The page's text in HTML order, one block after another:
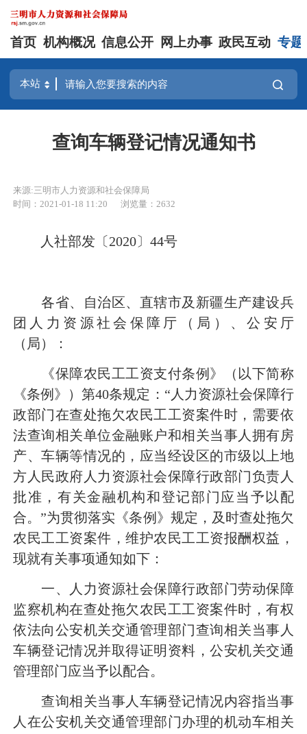
首页 机构概况 信息公开 网上办事 政民互动 专题
查询车辆登记情况通知书
来源:三明市人力资源和社会保障局
时间：2021-01-18 11:20
浏览量：2632
人社部发〔 2020〕44号
各省、自治区、直辖市及新疆生产建设兵
团人力资源社会保障厅（局）、公安厅
（局）：
《保障农民工工资支付条例》（以下简称
《条例》）第40条规定：“人力资源社会保障行
政部门在查处拖欠农民工工资案件时，需要依
法查询相关单位金融账户和相关当事人拥有房
产、车辆等情况的，应当经设区的市级以上地
方人民政府人力资源社会保障行政部门负责人
批准，有关金融机构和登记部门应当予以配
合。”为贯彻落实《条例》规定，及时查处拖欠
农民工工资案件，维护农民工工资报酬权益，
现就有关事项通知如下：
一、
人力资源社会保障行政部门劳动保障
监察机构在查处拖欠农民工工资案件时，有权
依法向公安机关交通管理部门查询相关当事人
车辆登记情况并取得证明资料，公安机关交通
管理部门应当予以配合。
查询相关当事人车辆登记情况内容指当事
人在公安机关交通管理部门办理的机动车相关